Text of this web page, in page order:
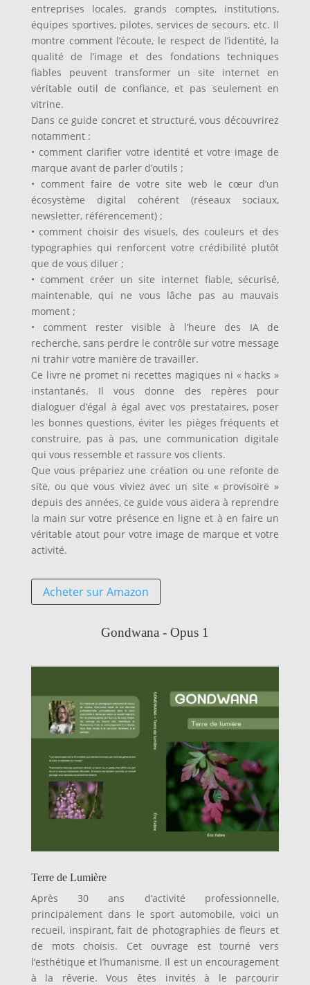
entreprises locales, grands comptes, institutions,
équipes sportives, pilotes, services de secours, etc. Il
montre comment l’écoute, le respect de l’identité, la
qualité de l’image et des fondations techniques
fiables peuvent transformer un site internet en
véritable outil de confiance, et pas seulement en
vitrine.
Dans ce guide concret et structuré, vous découvrirez
notamment :
• comment clarifier votre identité et votre image de
marque avant de parler d’outils ;
• comment faire de votre site web le cœur d’un
écosystème digital cohérent (réseaux sociaux,
newsletter, référencement) ;
• comment choisir des visuels, des couleurs et des
typographies qui renforcent votre crédibilité plutôt
que de vous diluer ;
• comment créer un site internet fiable, sécurisé,
maintenable, qui ne vous lâche pas au mauvais
moment ;
• comment rester visible à l’heure des IA de
recherche, sans perdre le contrôle sur votre message
ni trahir votre manière de travailler.
Ce livre ne promet ni recettes magiques ni « hacks »
instantanés. Il vous donne des repères pour
dialoguer d’égal à égal avec vos prestataires, poser
les bonnes questions, éviter les pièges fréquents et
construire, pas à pas, une communication digitale
qui vous ressemble et rassure vos clients.
Que vous prépariez une création ou une refonte de
site, ou que vous viviez avec un site « provisoire »
depuis des années, ce guide vous aidera à reprendre
la main sur votre présence en ligne et à en faire un
véritable atout pour votre image de marque et votre
activité.
Acheter sur Amazon
Gondwana - Opus 1
Terre de Lumière
Après 30 ans d’activité professionnelle,
principalement dans le sport automobile, voici un
recueil, inspirant, fait de photographies de fleurs et
de mots choisis. Cet ouvrage est tourné vers
l’esthétique et l’humanisme. Il est un encouragement
à la rêverie. Vous êtes invités à le parcourir